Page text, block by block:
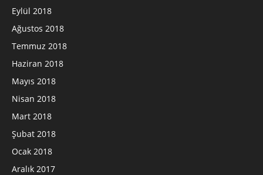
Eylül 2018
Ağustos 2018
Temmuz 2018
Haziran 2018
Mayıs 2018
Nisan 2018
Mart 2018
Şubat 2018
Ocak 2018
Aralık 2017